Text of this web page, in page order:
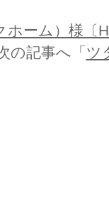
ホーム）様〔
記事へ「 ツ